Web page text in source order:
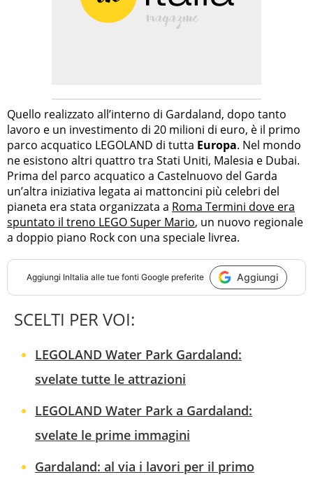
Quello realizzato all’interno di Gardaland, dopo tanto
lavoro e un investimento di 20 milioni di euro, è il primo
parco acquatico LEGOLAND di tutta Europa. Nel mondo
ne esistono altri quattro tra Stati Uniti, Malesia e Dubai.
Prima del parco acquatico a Castelnuovo del Garda
un’altra iniziativa legata ai mattoncini più celebri del
pianeta era stata organizzata a Roma Termini dove era
spuntato il treno LEGO Super Mario, un nuovo regionale
a doppio piano Rock con una speciale livrea.
Aggiungi InItalia alle tue fonti Google preferite Aggiungi
SCELTI PER VOI:
LEGOLAND Water Park Gardaland:
svelate tutte le attrazioni
LEGOLAND Water Park a Gardaland:
svelate le prime immagini
Gardaland: al via i lavori per il primo